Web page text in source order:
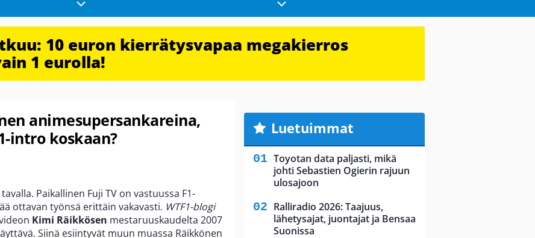
10 euron kierrätysvapaa megakierros
1 eurolla!
animesupersankareina,
intro koskaan?
Paikallinen Fuji TV on vastuussa F1-
ottavan työnsä erittäin vakavasti. WTF1-blogi
Kimi Räikkösen mestaruuskaudelta 2007
Siinä esiintyvät muun muassa Räikkönen
Luetuimmat
Toyotan data paljasti, mikä
johti Sebastien Ogierin rajuun
ulosajoon
Ralliradio 2026: Taajuus,
lähetysajat, juontajat ja Bensaa
Suonissa